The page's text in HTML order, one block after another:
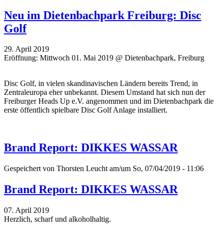
Neu im Dietenbachpark Freiburg: Disc
Golf
29. April 2019
Eröffnung: Mittwoch 01. Mai 2019 @ Dietenbachpark, Freiburg
Disc Golf, in vielen skandinavischen Ländern bereits Trend, in
Zentraleuropa eher unbekannt. Diesem Umstand hat sich nun der
Freiburger Heads Up e.V. angenommen und im Dietenbachpark die
erste öffentlich spielbare Disc Golf Anlage installiert.
Brand Report: DIKKES WASSAR
Gespeichert von Thorsten Leucht am/um So, 07/04/2019 - 11:06
Brand Report: DIKKES WASSAR
07. April 2019
Herzlich, scharf und alkoholhaltig.